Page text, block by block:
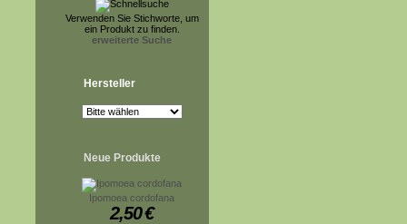
Verwenden Sie Stichworte, um
ein Produkt zu finden.
erweiterte Suche
Hersteller
Neue Produkte
Ipomoea cordofana
2,50€